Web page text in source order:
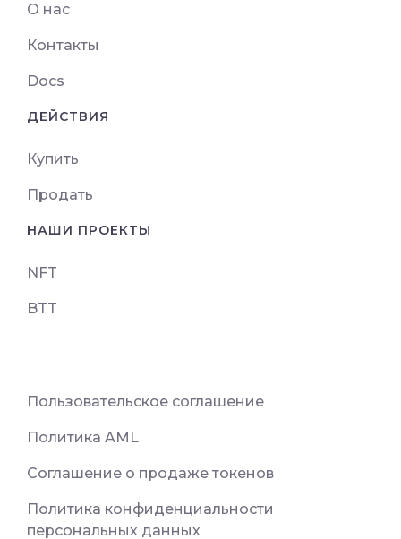
О нас
Контакты
Docs
ДЕЙСТВИЯ
Купить
Продать
НАШИ ПРОЕКТЫ
NFT
BTT
Пользовательское соглашение
Политика AML
Соглашение о продаже токенов
Политика конфиденциальности
персональных данных